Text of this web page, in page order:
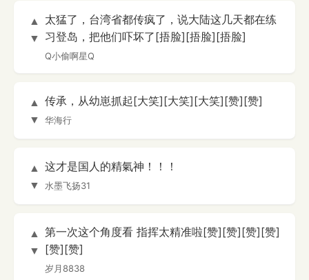
▲
▼
太猛了，台湾省都传疯了，说大陆这几天都在练
习登岛，把他们吓坏了[捂脸][捂脸][捂脸]
Q小偷啊星Q
▲
▼
传承，从幼崽抓起[大笑][大笑][大笑][赞][赞]
华海行
▲
▼
这才是国人的精氣神！！！
水墨飞扬31
▲
▼
第一次这个角度看 指挥太精准啦[赞][赞][赞][赞]
[赞][赞]
岁月8838